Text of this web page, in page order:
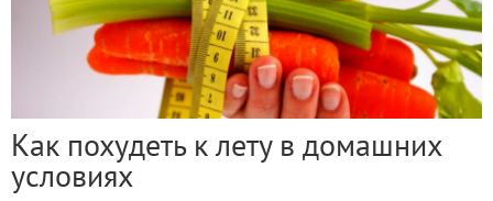
Как похудеть к лету в домашних
условиях